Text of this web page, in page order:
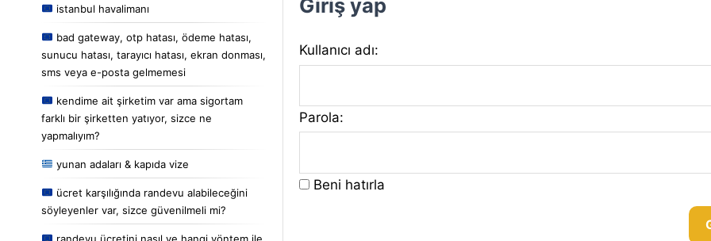
istanbul havalimanı
bad gateway, otp hatası, ödeme hatası,
sunucu hatası, tarayıcı hatası, ekran donması,
sms veya e-posta gelmemesi
kendime ait şirketim var ama sigortam
farklı bir şirketten yatıyor, sizce ne
yapmalıyım?
yunan adaları & kapıda vize
ücret karşılığında randevu alabileceğini
söyleyenler var, sizce güvenilmeli mi?
randevu ücretini nasıl ve hangi yöntem ile
Giriş yap
Kullanıcı adı:
Parola:
Beni hatırla